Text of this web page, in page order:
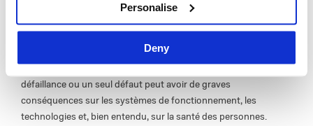
Personalise
Deny
qualité et à la traçabilité des pièces tout au long de nos
étapes de fabrication.
En effet, la traçabilité des dispositifs et des processus est
fondamentale dans l’industrie médicale, car une seule
défaillance ou un seul défaut peut avoir de graves
conséquences sur les systèmes de fonctionnement, les
technologies et, bien entendu, sur la santé des personnes.